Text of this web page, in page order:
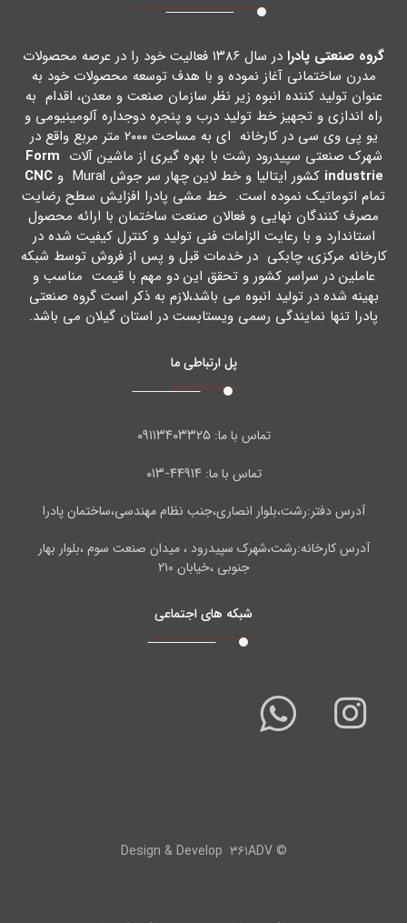
گروه صنعتی پادرا
در سال ۱۳۸۶ فعالیت خود را در عرصه محصولات
مدرن ساختمانی آغاز نموده و با هدف توسعه محصولات خود به
عنوان تولید کننده انبوه زیر نظر سازمان صنعت و معدن، اقدام به
راه اندازي و تجهیز خط تولید درب و پنجره دوجداره آلومینیومی و
یو پی وي سی در کارخانه اي به مساحت ۲۰۰۰ متر مربع واقع در
شهرك صنعتی سپیدرود رشت با بهره گیري از ماشین آلات Form
industrie کشور ایتالیا و خط لاین چهار سر جوش Mural و
CNC
تمام اتوماتیک نموده است. خط مشی پادرا افزایش سطح رضایت
مصرف کنندگان نهایی و فعالان صنعت ساختمان با ارائه محصول
استاندارد و با رعایت الزامات فنی تولید و کنترل کیفیت شده در
کارخانه مرکزي، چابکی در خدمات قبل و پس از فروش توسط شبکه
عاملین در سراسر کشور و تحقق این دو مهم با قیمت مناسب و
بهینه شده در تولید انبوه می باشد،لازم به ذکر است گروه صنعتی
پادرا تنها نمایندگی رسمی ویستابست در استان گیلان می باشد.
پل ارتباطی ما
تماس با ما:۰۹۱۱۳۴۰۳۳۲۵
تماس با ما: ۴۴۹۱۴-۰۱۳
آدرس دفتر:رشت،بلوار انصاری،جنب نظام مهندسی،ساختمان پادرا
آدرس کارخانه:رشت،شهرک سپیدرود ، میدان صنعت سوم ،بلوار بهار
جنوبی ،خیابان ۲۱۰
شبکه های اجتماعی
© Design & Develop۳۶۱ADV